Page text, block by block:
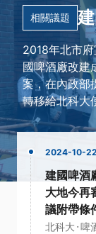
相關議題
2018年北市
國啤酒廠改建
案，在內政部
轉移給北科大
2024-10-
建國啤酒
大地今再
議附帶條
北科大 ·啤